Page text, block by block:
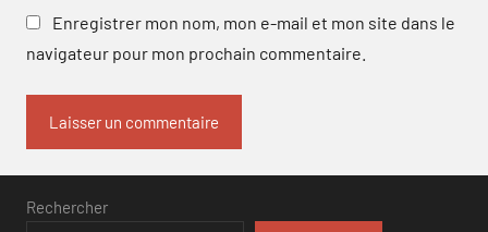
Enregistrer mon nom, mon e-mail et mon site dans le
navigateur pour mon prochain commentaire.
Rechercher